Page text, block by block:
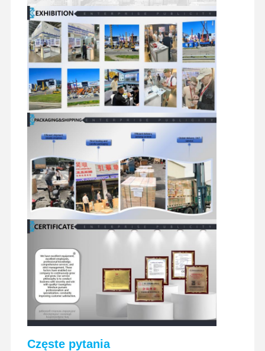
części zamienne do koparek
Częste pytania